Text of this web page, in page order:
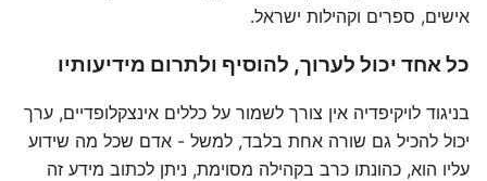
אישים, ספרים וקהילות ישראל.
כל אחד יכול לערוך, להוסיף ולתרום מידיעותיו
בניגוד לויקיפדיה אין צורך לשמור על כללים אינצקלופדיים, ערך
יכול להכיל גם שורה אחת בלבד, למשל - אדם שכל מה שידוע
עליו הוא, כהונתו כרב בקהילה מסוימת, ניתן לכתוב מידע זה